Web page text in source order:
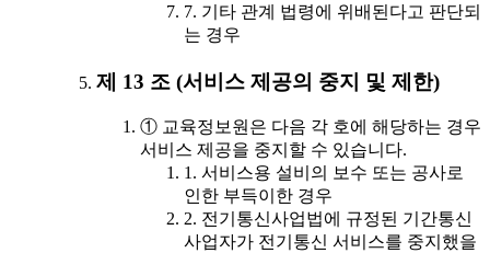
7. 기타 관계 법령에 위배된다고 판단되
는 경우
제 13 조 (서비스 제공의 중지 및 제한)
① 교육정보원은 다음 각 호에 해당하는 경우
서비스 제공을 중지할 수 있습니다.
1. 서비스용 설비의 보수 또는 공사로
인한 부득이한 경우
2. 전기통신사업법에 규정된 기간통신
사업자가 전기통신 서비스를 중지했을